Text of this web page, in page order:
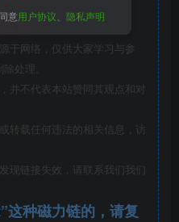
于网络，仅供大家学习与参
处理。
并不代表本站赞同其观点和对
转载任何违法的相关信息，访
现链接失效，请联系我们我们
这种磁力链的，请复
意用户协议 隐私声明